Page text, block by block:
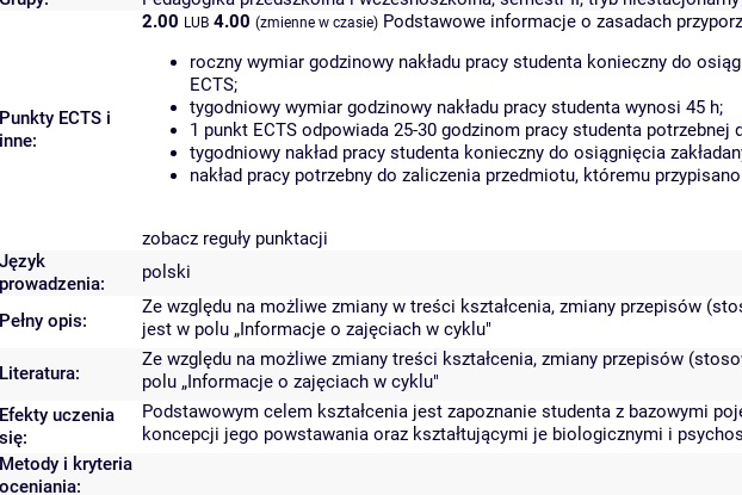
Punkty ECTS i
inne:
2.00 LUB 4.00 (zmienne w czasie) Podstawowe informacje o zasadach
roczny wymiar godzinowy nakładu pracy studenta konieczny do
ECTS;
tygodniowy wymiar godzinowy nakładu pracy studenta wynosi 45 h;
1 punkt ECTS odpowiada 25-30 godzinom pracy studenta
tygodniowy nakład pracy studenta konieczny do osiągnięcia
nakład pracy potrzebny do zaliczenia przedmiotu, któremu
zobacz reguły punktacji
Język
prowadzenia:
polski
Pełny opis:
Ze względu na możliwe zmiany w treści kształcenia, zmiany przepisów
jest w polu „Informacje o zajęciach w cyklu"
Literatura:
Ze względu na możliwe zmiany treści kształcenia, zmiany przepisów
polu „Informacje o zajęciach w cyklu"
Efekty uczenia
się:
Podstawowym celem kształcenia jest zapoznanie studenta z bazowymi
koncepcji jego powstawania oraz kształtującymi je biologicznymi i
Metody i kryteria
oceniania: